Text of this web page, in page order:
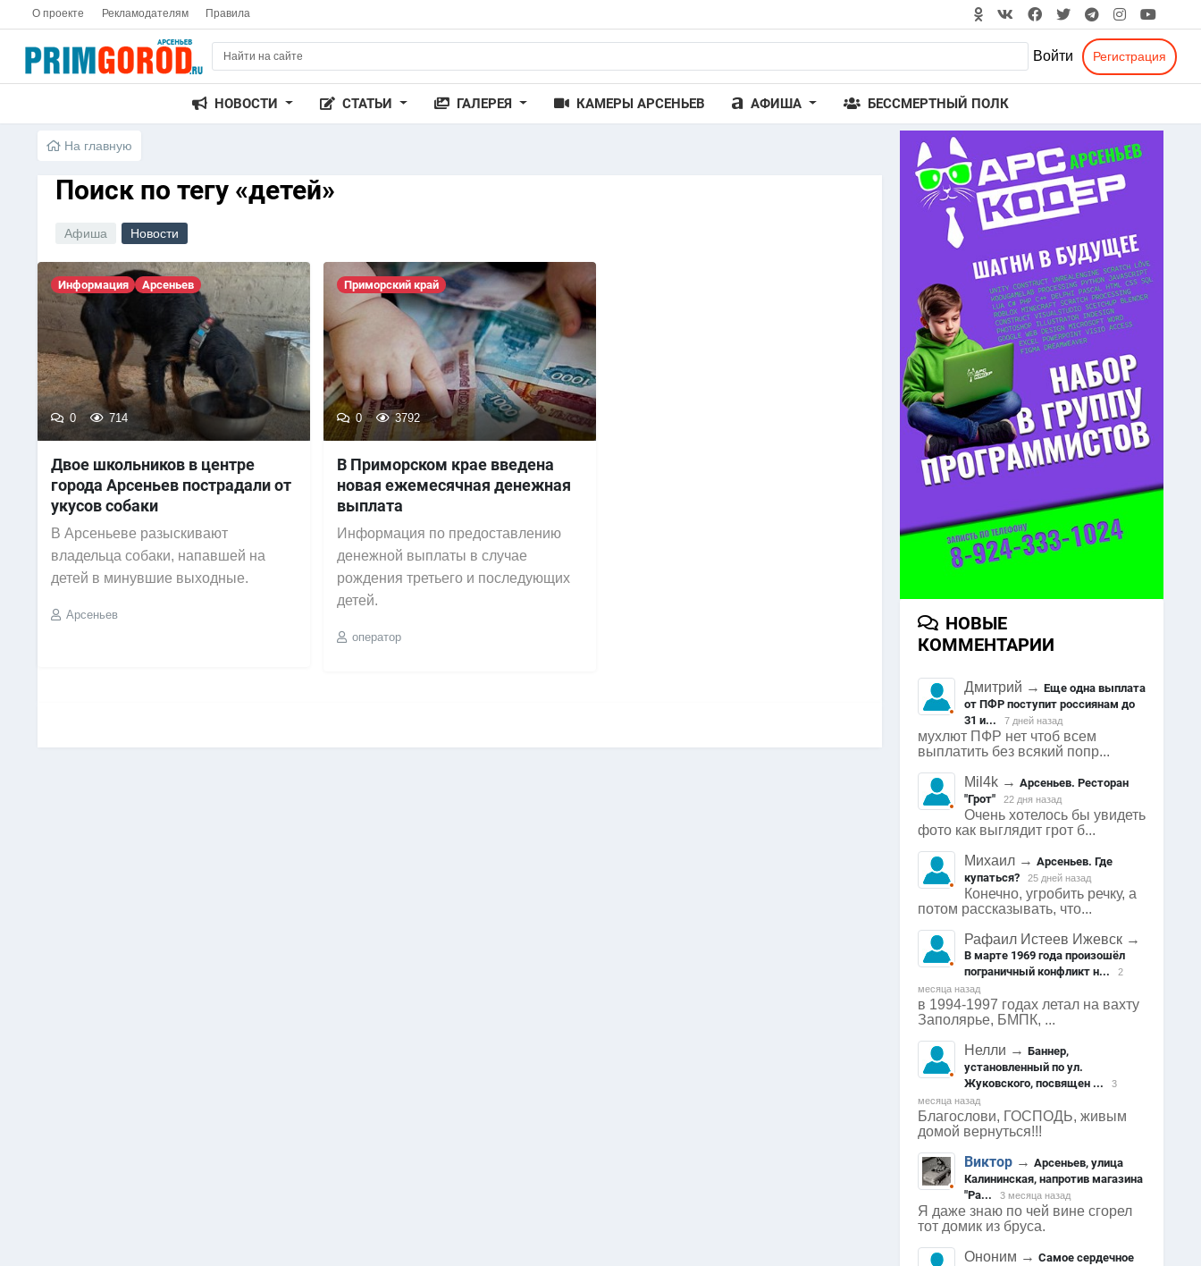
О проекте Рекламодателям Правила
Войти Регистрация
НОВОСТИ СТАТЬИ ГАЛЕРЕЯ КАМЕРЫ АРСЕНЬЕВ АФИША БЕССМЕРТНЫЙ ПОЛК
На главную
Поиск по тегу «детей»
Афиша Новости
Информация Арсеньев
0 714
Двое школьников в центре
города Арсеньев пострадали от
укусов собаки
В Арсеньеве разыскивают
владельца собаки, напавшей на
детей в минувшие выходные.
Арсеньев
Приморский край
0 3792
В Приморском крае введена
новая ежемесячная денежная
выплата
Информация по предоставлению
денежной выплаты в случае
рождения третьего и последующих
детей.
оператор
НОВЫЕ
КОММЕНТАРИИ
Дмитрий →Еще одна выплата
от ПФР поступит россиянам до
31 и...
7 дней назад
мухлют ПФР нет чтоб всем
выплатить без всякий попр...
Mil4k →Арсеньев. Ресторан
"Грот"
22 дня назад
Очень хотелось бы увидеть
фото как выглядит грот б...
Михаил →Арсеньев. Где
купаться?
25 дней назад
Конечно, угробить речку, а
потом рассказывать, что...
Рафаил Истеев Ижевск →
В марте 1969 года произошёл
пограничный конфликт н...
2
месяца назад
в 1994-1997 годах летал на вахту
Заполярье, БМПК, ...
Нелли →Баннер,
установленный по ул.
Жуковского, посвящен ...
3
месяца назад
Благослови, ГОСПОДЬ, живым
домой вернуться!!!
Виктор →Арсеньев, улица
Калининская, напротив магазина
"Ра...
3 месяца назад
Я даже знаю по чей вине сгорел
тот домик из бруса.
Ононим →Самое сердечное